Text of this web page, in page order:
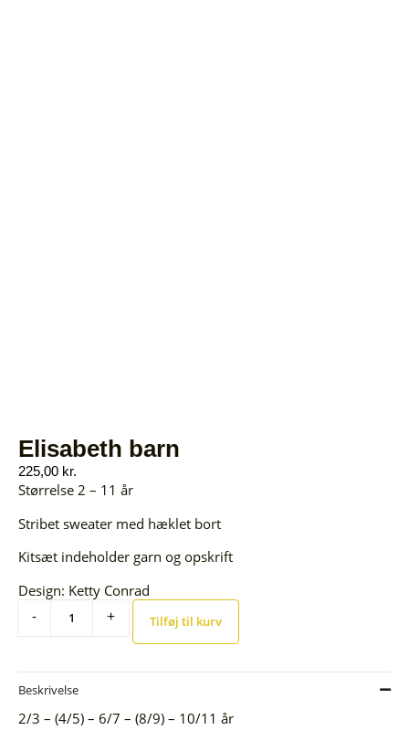
Elisabeth barn
225,00 kr.
Størrelse 2 – 11 år
Stribet sweater med hæklet bort
Kitsæt indeholder garn og opskrift
Design: Ketty Conrad
- + Tilføj til kurv
Beskrivelse
2/3 – (4/5) – 6/7 – (8/9) – 10/11 år